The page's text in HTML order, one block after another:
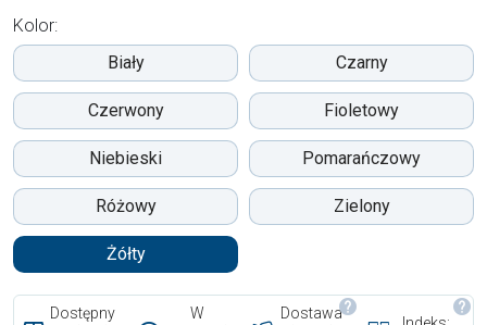
Kolor:
Biały
Czarny
Czerwony Fioletowy
Niebieski Pomarańczowy
Różowy Zielony
Żółty
Dostępny
W
Dostawa